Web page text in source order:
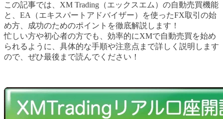
この記事では、XM Trading（エックスエム）の自動売買機能
と、EA（エキスパートアドバイザー）を使ったFX取引の始
め方、成功のためのポイントを徹底解説します！
忙しい方や初心者の方でも、効率的にXMで自動売買を始め
られるように、具体的な手順や注意点まで詳しく説明します
ので、ぜひ最後まで読んでください！